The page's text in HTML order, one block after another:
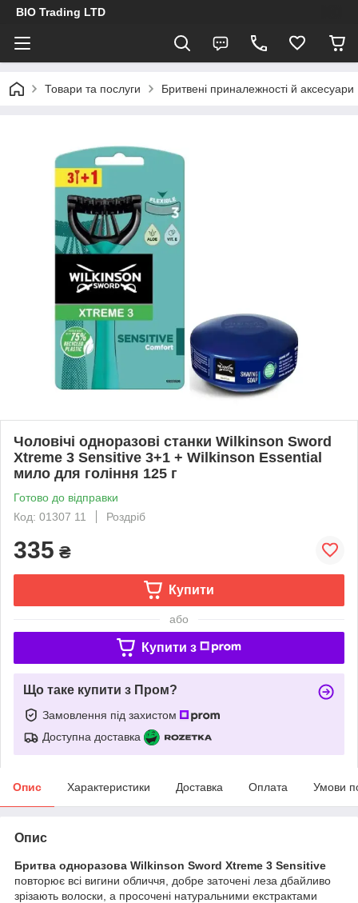
BIO Trading LTD
Товари та послуги Бритвені приналежності й аксесуари
Чоловічі одноразові станки Wilkinson Sword
Xtreme 3 Sensitive 3+1 + Wilkinson Essential
мило для гоління 125 г
Готово до відправки
Код: 01307 11
Роздріб
335 ₴
Купити
або
Купити з
Що таке купити з Пром?
Замовлення під захистом
Доступна доставка
Опис Характеристики Доставка Оплата Умови
Опис
Бритва одноразова Wilkinson Sword Xtreme 3 Sensitive
повторює всі вигини обличчя, добре заточені леза дбайливо
зрізають волоски, а просочені натуральними екстрактами